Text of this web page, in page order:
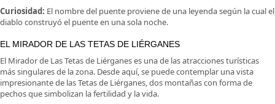
Curiosidad: El nombre del puente proviene de una leyenda según la cual el
diablo construyó el puente en una sola noche.
EL MIRADOR DE LAS TETAS DE LIÉRGANES
El Mirador de Las Tetas de Liérganes es una de las atracciones turísticas
más singulares de la zona. Desde aquí, se puede contemplar una vista
impresionante de las Tetas de Liérganes, dos montañas con forma de
pechos que simbolizan la fertilidad y la vida.